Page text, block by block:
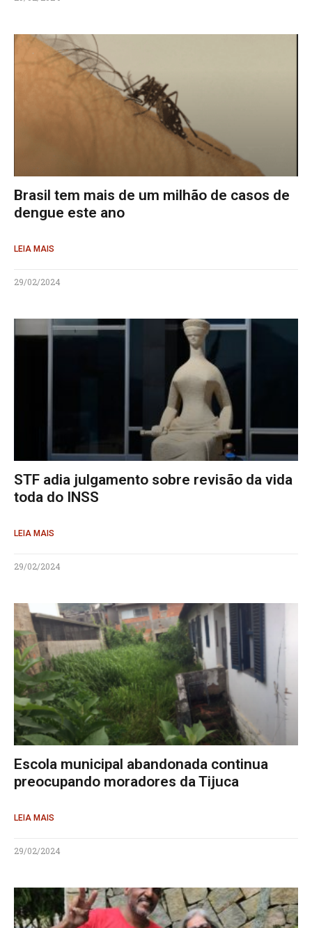
Brasil tem mais de um milhão de casos de
dengue este ano
LEIA MAIS
29/02/2024
STF adia julgamento sobre revisão da vida
toda do INSS
LEIA MAIS
29/02/2024
Escola municipal abandonada continua
preocupando moradores da Tijuca
LEIA MAIS
29/02/2024